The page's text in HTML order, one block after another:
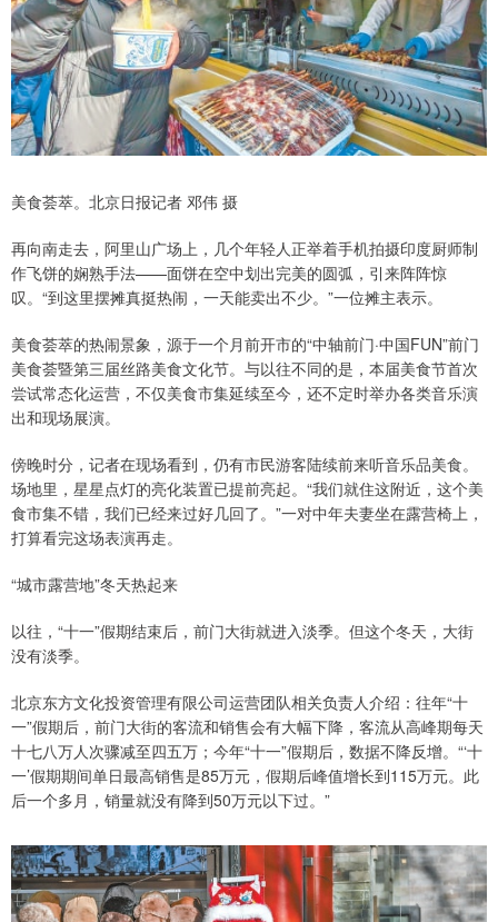
美食荟萃。北京日报记者 邓伟 摄
再向南走去，阿里山广场上，几个年轻人正举着手机拍摄印度厨师制
作飞饼的娴熟手法——面饼在空中划出完美的圆弧，引来阵阵惊
叹。“到这里摆摊真挺热闹，一天能卖出不少。”一位摊主表示。
美食荟萃的热闹景象，源于一个月前开市的“中轴前门·中国FUN”前门
美食荟暨第三届丝路美食文化节。与以往不同的是，本届美食节首次
尝试常态化运营，不仅美食市集延续至今，还不定时举办各类音乐演
出和现场展演。
傍晚时分，记者在现场看到，仍有市民游客陆续前来听音乐品美食。
场地里，星星点灯的亮化装置已提前亮起。“我们就住这附近，这个美
食市集不错，我们已经来过好几回了。”一对中年夫妻坐在露营椅上，
打算看完这场表演再走。
“城市露营地”冬天热起来
以往，“十一”假期结束后，前门大街就进入淡季。但这个冬天，大街
没有淡季。
北京东方文化投资管理有限公司运营团队相关负责人介绍：往年“十
一”假期后，前门大街的客流和销售会有大幅下降，客流从高峰期每天
十七八万人次骤减至四五万；今年“十一”假期后，数据不降反增。“‘十
一’假期期间单日最高销售是85万元，假期后峰值增长到115万元。此
后一个多月，销量就没有降到50万元以下过。”